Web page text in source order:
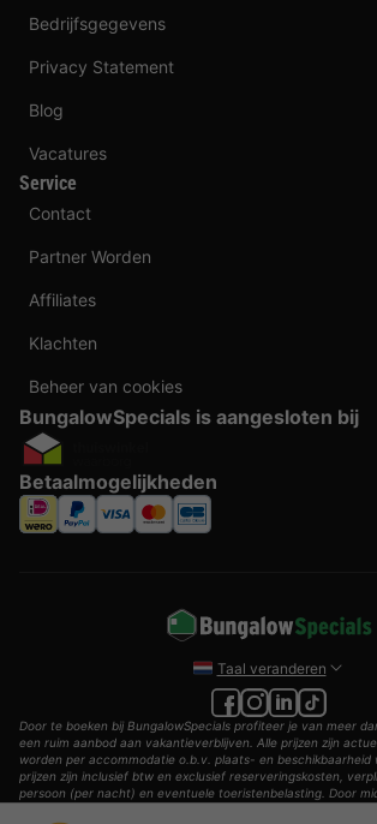
Bedrijfsgegevens
Privacy Statement
Blog
Vacatures
Service
Contact
Partner Worden
Affiliates
Klachten
Beheer van cookies
BungalowSpecials is aangesloten bij
Betaalmogelijkheden
Taal veranderen
Door te boeken bij BungalowSpecials profiteer je van meer
een ruim aanbod aan vakantieverblijven. Alle prijzen zijn
worden per accommodatie o.b.v. plaats- en beschikbaarheid
prijzen zijn inclusief btw en exclusief reserveringskosten,
persoon (per nacht) en eventuele toeristenbelasting. Door